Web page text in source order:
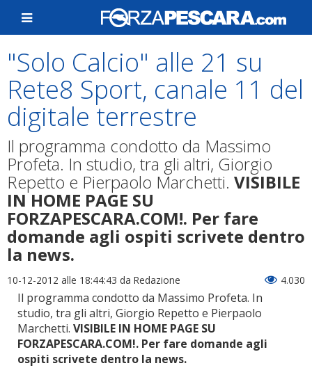
"Solo Calcio" alle 21 su
Rete8 Sport, canale 11 del
digitale terrestre
Il programma condotto da Massimo
Profeta. In studio, tra gli altri, Giorgio
Repetto e Pierpaolo Marchetti. VISIBILE
IN HOME PAGE SU
FORZAPESCARA.COM!. Per fare
domande agli ospiti scrivete dentro
la news.
10-12-2012 alle 18:44:43 da Redazione 4.030
Il programma condotto da Massimo Profeta. In
studio, tra gli altri, Giorgio Repetto e Pierpaolo
Marchetti. VISIBILE IN HOME PAGE SU
FORZAPESCARA.COM!. Per fare domande agli
ospiti scrivete dentro la news.